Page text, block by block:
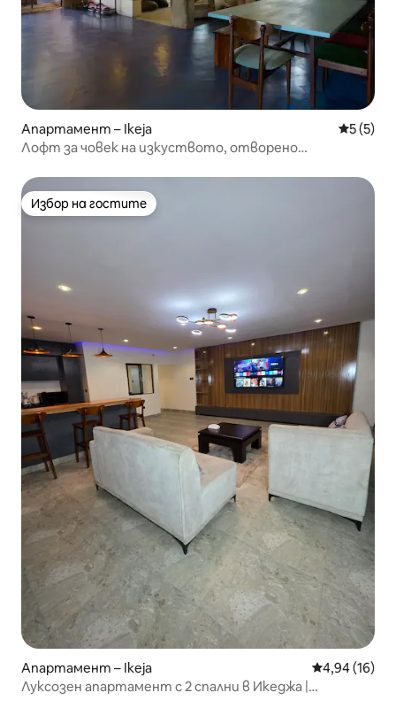
Апартамент – Ikeja Средна
5 (5)
Лофт за човек на изкуството, отворено
Избор на гостите
Избор на гостите
Апартамент – Ikeja Средна
4,94 (16)
Луксозен апартамент с 2 спални в Икеджа |